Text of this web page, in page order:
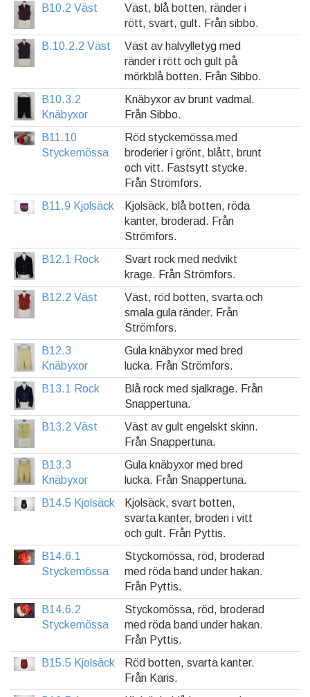
B10.2 Väst
Väst, blå botten, ränder i
rött, svart, gult. Från sibbo.
B.10.2.2 Väst
Väst av halvylletyg med
ränder i rött och gult på
mörkblå botten. Från Sibbo.
B10.3.2
Knäbyxor
Knäbyxor av brunt vadmal.
Från Sibbo.
B11.10
Styckemössa
Röd styckemössa med
broderier i grönt, blått, brunt
och vitt. Fastsytt stycke.
Från Strömfors.
B11.9 Kjolsäck
Kjolsäck, blå botten, röda
kanter, broderad. Från
Strömfors.
B12.1 Rock
Svart rock med nedvikt
krage. Från Strömfors.
B12.2 Väst
Väst, röd botten, svarta och
smala gula ränder. Från
Strömfors.
B12.3
Knäbyxor
Gula knäbyxor med bred
lucka. Från Strömfors.
B13.1 Rock
Blå rock med sjalkrage. Från
Snappertuna.
B13.2 Väst
Väst av gult engelskt skinn.
Från Snappertuna.
B13.3
Knäbyxor
Gula knäbyxor med bred
lucka. Från Snappertuna.
B14.5 Kjolsäck
Kjolsäck, svart botten,
svarta kanter, broderi i vitt
och gult. Från Pyttis.
B14.6.1
Styckemössa
Styckomössa, röd, broderad
med röda band under hakan.
Från Pyttis.
B14.6.2
Styckemössa
Styckomössa, röd, broderad
med röda band under hakan.
Från Pyttis.
B15.5 Kjolsäck
Röd botten, svarta kanter.
Från Karis.